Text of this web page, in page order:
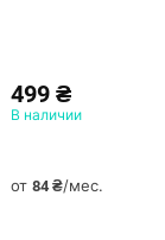
499 ₴
В наличии
от84 ₴/мес.